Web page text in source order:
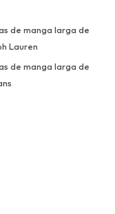
de manga larga de
Lauren
de manga larga de